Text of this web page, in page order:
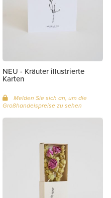
NEU - Kräuter illustrierte
Karten
Melden Sie sich an, um die
Großhandelspreise zu sehen